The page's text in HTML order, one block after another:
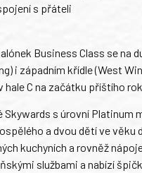
s přáteli
Business Class se
i západním křídle (West
C na začátku příštího
Skywards s úrovní
a dvou dětí ve věku
kuchyních a rovněž
službami a nabízí